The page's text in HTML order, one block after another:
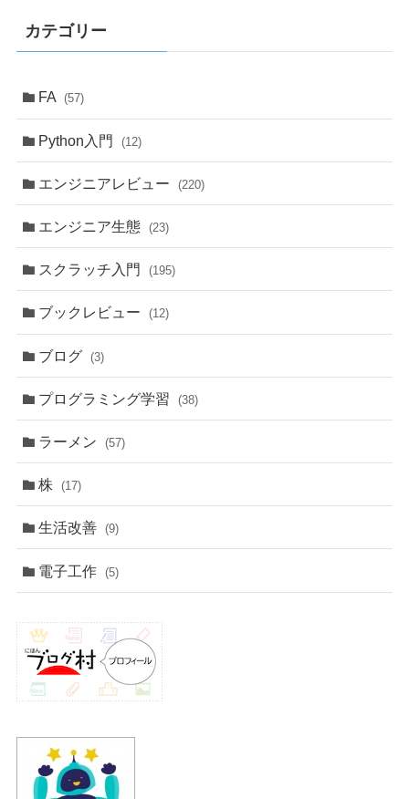
カテゴリー
FA (57)
Python入門 (12)
エンジニアレビュー (220)
エンジニア生態 (23)
スクラッチ入門 (195)
ブックレビュー (12)
ブログ (3)
プログラミング学習 (38)
ラーメン (57)
株 (17)
生活改善 (9)
電子工作 (5)